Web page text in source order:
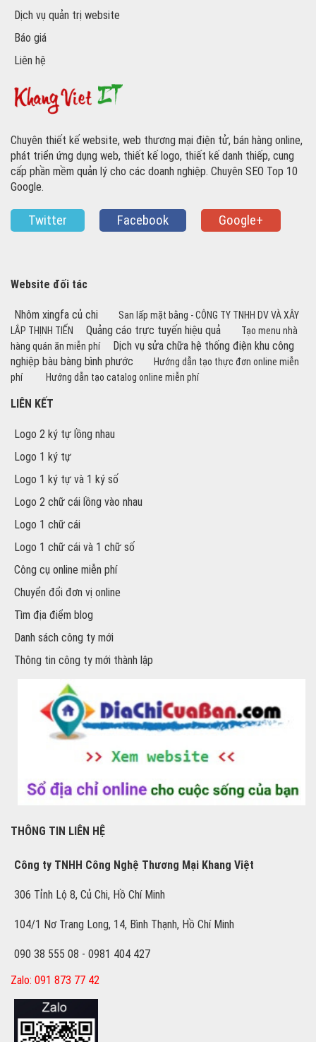
Dịch vụ quản trị website
Báo giá
Liên hệ
Chuyên thiết kế website, web thương mại điện tử, bán hàng online,
phát triển ứng dụng web, thiết kế logo, thiết kế danh thiếp, cung
cấp phần mềm quản lý cho các doanh nghiệp. Chuyên SEO Top 10
Google.
Twitter Facebook Google+
Website đối tác
Nhôm xingfa củ chi
San lấp mặt bằng - CÔNG TY TNHH DV VÀ XÂY
LẮP THỊNH TIẾN
Quảng cáo trực tuyến hiệu quả
Tạo menu nhà
hàng quán ăn miễn phí
Dịch vụ sửa chữa hệ thống điện khu công
nghiệp bàu bàng bình phước
Hướng dẫn tạo thực đơn online miễn
phí
Hướng dẫn tạo catalog online miễn phí
LIÊN KẾT
Logo 2 ký tự lồng nhau
Logo 1 ký tự
Logo 1 ký tự và 1 ký số
Logo 2 chữ cái lồng vào nhau
Logo 1 chữ cái
Logo 1 chữ cái và 1 chữ số
Công cụ online miễn phí
Chuyển đổi đơn vị online
Tìm địa điểm blog
Danh sách công ty mới
Thông tin công ty mới thành lập
THÔNG TIN LIÊN HỆ
Công ty TNHH Công Nghệ Thương Mại Khang Việt
306 Tỉnh Lộ 8, Củ Chi, Hồ Chí Minh
104/1 Nơ Trang Long, 14, Bình Thạnh, Hồ Chí Minh
090 38 555 08 - 0981 404 427
Zalo: 091 873 77 42